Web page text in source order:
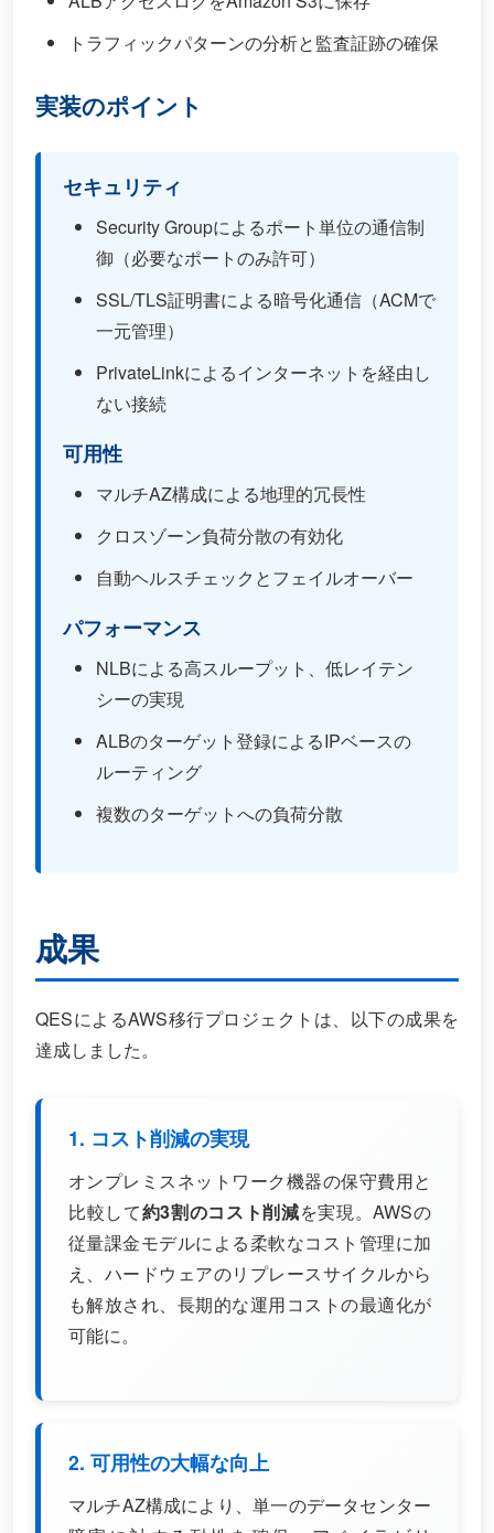
トラフィックパターンの分析と監査証跡の確保
実装のポイント
セキュリティ
Security Groupによるポート単位の通信制
御（必要なポートのみ許可）
SSL/TLS証明書による暗号化通信（ACMで
一元管理）
PrivateLinkによるインターネットを経由し
ない接続
可用性
マルチAZ構成による地理的冗長性
クロスゾーン負荷分散の有効化
自動ヘルスチェックとフェイルオーバー
パフォーマンス
NLBによる高スループット、低レイテン
シーの実現
ALBのターゲット登録によるIPベースの
ルーティング
複数のターゲットへの負荷分散
成果
QESによるAWS移行プロジェクトは、以下の成果を
達成しました。
1. コスト削減の実現
オンプレミスネットワーク機器の保守費用と
比較して約3割のコスト削減を実現。AWSの
従量課金モデルによる柔軟なコスト管理に加
え、ハードウェアのリプレースサイクルから
も解放され、長期的な運用コストの最適化が
可能に。
2. 可用性の大幅な向上
マルチAZ構成により、単一のデータセンター